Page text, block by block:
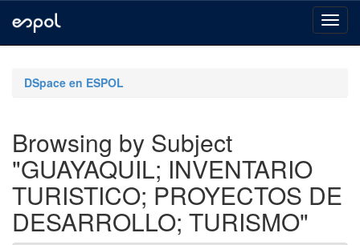
navigationDSpace en ESPOL
Browsing by Subject
"GUAYAQUIL; INVENTARIO
TURISTICO; PROYECTOS DE
DESARROLLO; TURISMO"